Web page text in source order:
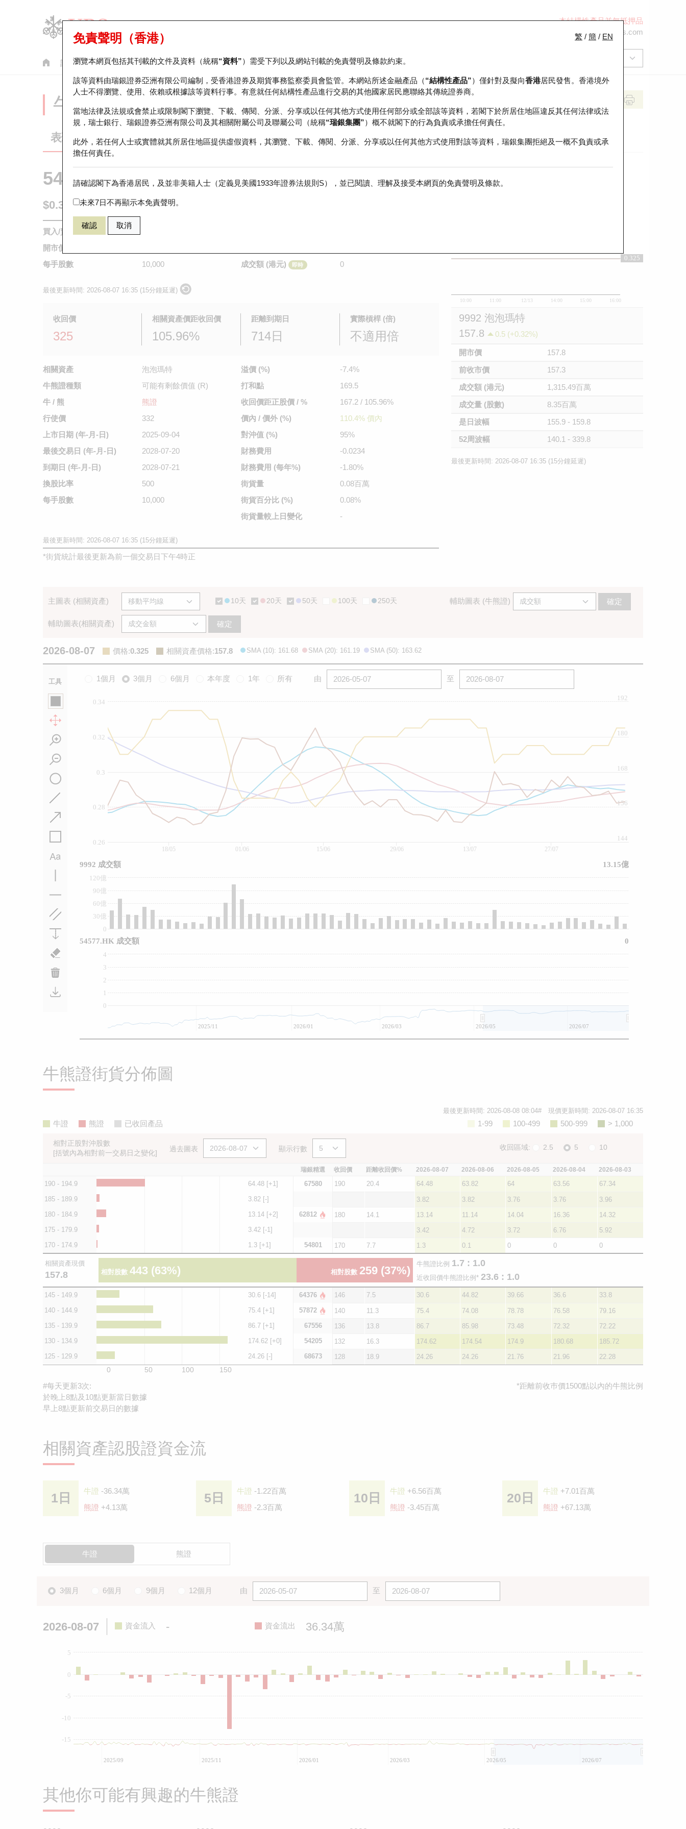
本結構性產品並無抵押品
ol-hkwarrants@ubs.com
認股證 牛熊證 美股指數產品 輪證市場統計 正股資料及市場統計 瑞銀輪證教室
繁 / 簡 / EN
免責聲明（香港）
瀏覽本網頁包括其刊載的文件及資料（統稱“資料”）需受下列以及網站刊載的免責聲明及條款約束。
該等資料由瑞銀證券亞洲有限公司編制，受香港證券及期貨事務監察委員會監管。本網站所述金融產品（“結構性產品”）僅針對及擬向香港居民發售。香港境外
人士不得瀏覽、使用、依賴或根據該等資料行事。有意就任何結構性產品進行交易的其他國家居民應聯絡其傳統證券商。
當地法律及法規或會禁止或限制閣下瀏覽、下載、傳閱、分派、分享或以任何其他方式使用任何部分或全部該等資料，若閣下於所居住地區違反其任何法律或法
規，瑞士銀行、瑞銀證券亞洲有限公司及其相關附屬公司及聯屬公司（統稱“瑞銀集團”）概不就閣下的行為負責或承擔任何責任。
此外，若任何人士或實體就其所居住地區提供虛假資料，其瀏覽、下載、傳閱、分派、分享或以任何其他方式使用對該等資料，瑞銀集團拒絕及一概不負責或承
擔任何責任。
請確認閣下為香港居民，及並非美籍人士（定義見美國1933年證券法規則S），並已閱讀、理解及接受本網頁的免責聲明及條款。
未來7日不再顯示本免責聲明。
確認 取消
牛熊證分析儀
表現 街貨統計 比較
54577 瑞銀熊證 9992 泡泡瑪特
$0.325 即時
買入/賣出價
開市價
每手股數
10,000
成交額 (港元)
即時 0
最後更新時間: 2026-08-07 16:35 (15分鐘延遲)
收回價
325
相關資產價距收回價
105.96%
距離到期日
714日
實際槓桿 (倍)
不適用倍
相關資產
泡泡瑪特
牛熊證種類
可能有剩餘價值 (R)
牛 / 熊
熊證
行使價
332
上市日期 (年-月-日)
2025-09-04
最後交易日 (年-月-日)
2028-07-20
到期日 (年-月-日)
2028-07-21
換股比率
500
每手股數
10,000
溢價 (%)
-7.4%
打和點
169.5
收回價距正股價 / %
167.2 / 105.96%
價內 / 價外 (%)
110.4% 價內
對沖值 (%)
95%
財務費用
-0.0234
財務費用 (每年%)
-1.80%
街貨量
0.08百萬
街貨百分比 (%)
0.08%
街貨量較 上日變化 -
最後更新時間: 2026-08-07 16:35 (15分鐘延遲)
*街貨統計最後更新為前一個交易日下午4時正
10:00 11:00 12/13 14:00 15:00 16:00
0.325
0.325
9992 泡泡瑪特
157.8
0.5 (+0.32%)
開市價
157.8
前收市價
157.3
成交額 (港元)
1,315.49百萬
成交量 (股數)
8.35百萬
是日波幅
155.9 - 159.8
52周波幅
140.1 - 339.8
最後更新時間: 2026-08-07 16:35 (15分鐘延遲)
主圖表 (相關資產) 10天 20天 50天 100天 250天 輔助圖表 (牛熊證) 確定
輔助圖表(相關資產) 確定
2026-08-07 價格:0.325 相關資產價格:157.8 SMA (10): 161.68 SMA (20): 161.19 SMA (50): 163.62
工具 1個月 3個月 6個月 本年度 1年 所有 由 至
0.3
0.26
0.28
0.32
0.34
180
144
156
168
192
0
30億
60億
90億
120億
0
1
2
3
4
18/05 01/06 15/06 29/06 13/07 27/07
2025/11 2026/01 2026/03 2026/05 2026/07
9992 成交額 13.15億
54577.HK 成交額 0
牛熊證街貨分佈圖
最後更新時間: 2026-08-08 08:04# 現價更新時間: 2026-08-07 16:35
牛證 熊證 已收回產品 > 1,000
500-999
100-499
1-99
相對正股對沖股數
[括號內為相對前一交易日之變化]
過去圖表 顯示行數 收回區域: 2.5 5 10
瑞銀精選 收回價 距離收回價% 2026-08-07 2026-08-06 2026-08-05 2026-08-04 2026-08-03
190 - 194.9 64.48 [+1] 67580 190 20.4 64.48 63.82 64 63.56
67.34
185 - 189.9
3.82 [-] 3.82 3.82 3.76 3.76
3.96
180 - 184.9
13.14 [+2] 62812 180 14.1 13.14 11.14 14.04 16.36
14.32
175 - 179.9
3.42 [-1] 3.42 4.72 3.72 6.76
5.92
170 - 174.9
1.3 [+1] 54801 170 7.7 1.3 0.1 0 0 0
相關資產現價
157.8 相對股數 443 (63%) 相對股數 259 (37%)
牛熊證比例 1.7 : 1.0
近收回價牛熊證比例* 23.6 : 1.0
145 - 149.9 30.6 [-14] 64376 146 7.5 30.6 44.82 39.66 36.6
33.8
140 - 144.9
75.4 [+1] 57872 140 11.3 75.4 74.08 78.78 76.58
79.16
135 - 139.9
86.7 [+1] 67556 136 13.8 86.7 85.98 73.48 72.32
72.22
130 - 134.9
174.62 [+0] 54205 132 16.3 174.62 174.54 174.9 180.68
185.72
125 - 129.9
24.26 [-] 68673 128 18.9 24.26 24.26 21.76 21.96 22.28
0 50 100 150
#每天更新3次:
於晚上8點及10點更新當日數據
早上8點更新前交易日的數據
*距離前收巿價1500點以內的牛熊比例
相關資產認股證資金流
1日 牛證 -36.34萬
熊證 +4.13萬
5日 牛證 -1.22百萬
熊證 -2.3百萬
10日 牛證 +6.56百萬
熊證 -3.45百萬
20日 牛證 +7.01百萬
熊證 +67.13萬
牛證 熊證
3個月 6個月 9個月 12個月 由 至
2026-08-07 資金流入 - 資金流出 36.34萬
0
-15
-10
-5
5
2025/09 2025/11 2026/01 2026/03 2026/05 2026/07
其他你可能有興趣的牛熊證